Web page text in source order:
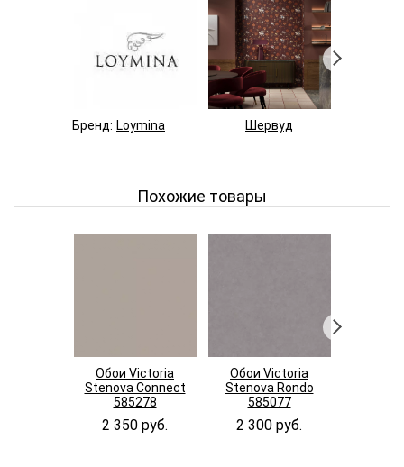
Бренд: Loymina Шервуд
Похожие товары
Обои Victoria
Stenova Connect
585278
2 350 руб.
Обои Victoria
Stenova Rondo
585077
2 300 руб.